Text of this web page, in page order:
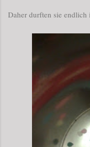
Daher durften sie